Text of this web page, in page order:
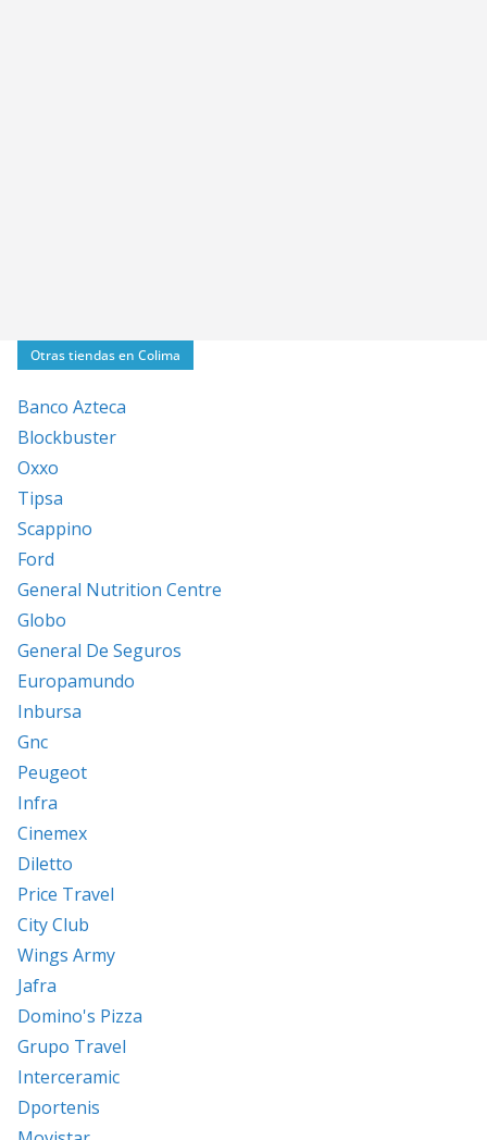
Otras tiendas en Colima
Banco Azteca
Blockbuster
Oxxo
Tipsa
Scappino
Ford
General Nutrition Centre
Globo
General De Seguros
Europamundo
Inbursa
Gnc
Peugeot
Infra
Cinemex
Diletto
Price Travel
City Club
Wings Army
Jafra
Domino's Pizza
Grupo Travel
Interceramic
Dportenis